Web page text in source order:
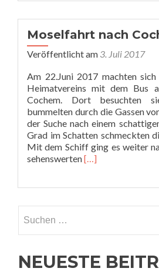
Moselfahrt nach
Veröffentlicht am 3. Juli 2017
Am 22.Juni 2017 machten
Heimatvereins mit dem Bus
Cochem. Dort besuchten
bummelten durch die Gassen
der Suche nach einem
Grad im Schatten schmeckten
Mit dem Schiff ging es weiter
sehenswertenRead
nach
[…]
nach:
NEUESTE